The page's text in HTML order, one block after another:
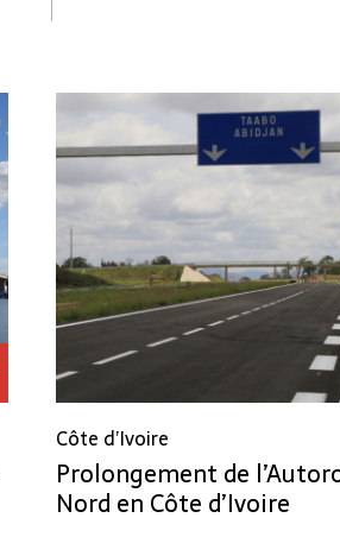
Côte d’Ivoire
Prolongement de
Nord en Côte d’Ivoire